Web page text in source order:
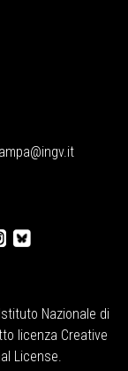
Istituto Nazionale di
licenza Creative
License